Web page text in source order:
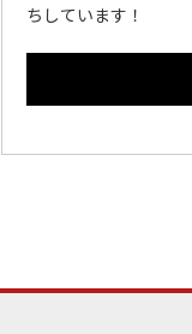
ちしています！